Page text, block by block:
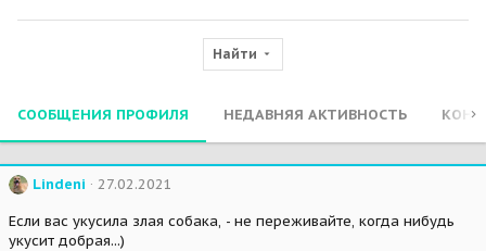
Найти
СООБЩЕНИЯ ПРОФИЛЯ НЕДАВНЯЯ АКТИВНОСТЬ
Lindeni 27.02.2021
Если вас укусила злая собака, - не переживайте, когда нибудь
укусит добрая...)